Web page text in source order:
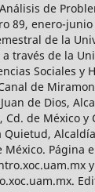
de
89, enero-junio
de la
través de la
Sociales y
de
de Dios,
Cd. de México y
Quietud,
México. Página